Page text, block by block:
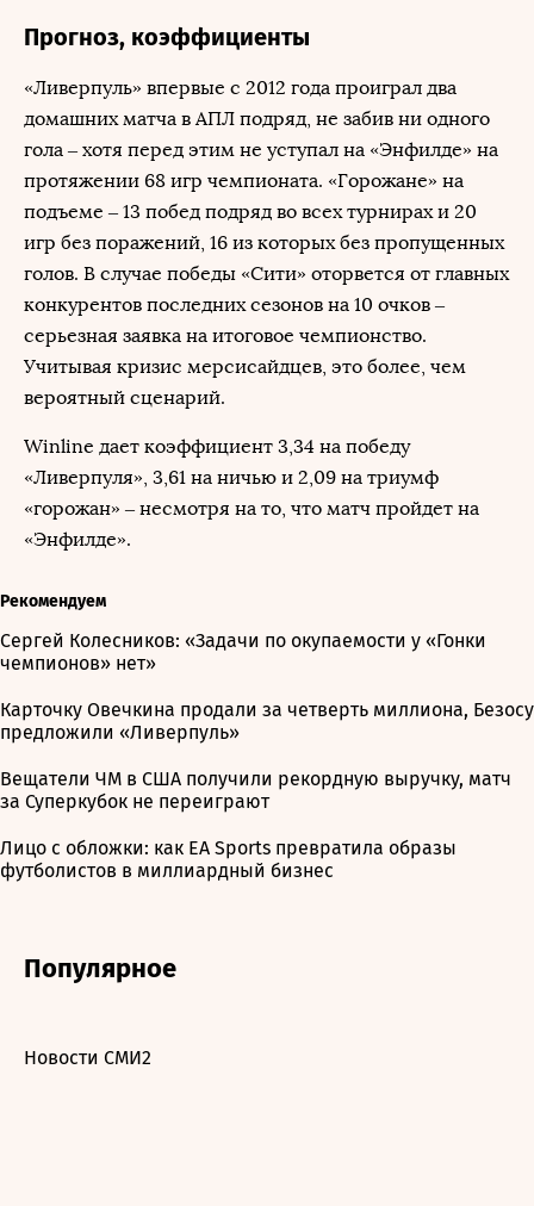
Прогноз, коэффициенты
«Ливерпуль» впервые с 2012 года проиграл два
домашних матча в АПЛ подряд, не забив ни одного
гола – хотя перед этим не уступал на «Энфилде» на
протяжении 68 игр чемпионата. «Горожане» на
подъеме – 13 побед подряд во всех турнирах и 20
игр без поражений, 16 из которых без пропущенных
голов. В случае победы «Сити» оторвется от главных
конкурентов последних сезонов на 10 очков –
серьезная заявка на итоговое чемпионство.
Учитывая кризис мерсисайдцев, это более, чем
вероятный сценарий.
Winline дает коэффициент 3,34 на победу
«Ливерпуля», 3,61 на ничью и 2,09 на триумф
«горожан» – несмотря на то, что матч пройдет на
«Энфилде».
Рекомендуем
Сергей Колесников: «Задачи по окупаемости у «Гонки
чемпионов» нет»
Карточку Овечкина продали за четверть миллиона, Безосу
предложили «Ливерпуль»
Вещатели ЧМ в США получили рекордную выручку, матч
за Суперкубок не переиграют
Лицо с обложки: как EA Sports превратила образы
футболистов в миллиардный бизнес
Популярное
Новости СМИ2